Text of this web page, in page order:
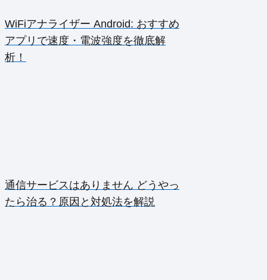
WiFiアナライザー Android: おすすめ
アプリで速度・電波強度を徹底解
析！
通信サービスはありません どうやっ
たら治る？原因と対処法を解説